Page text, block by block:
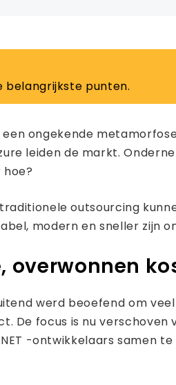
belangrijkste punten.
ongekende
leiden de markt.
traditionele outsourcing
modern en sneller zijn
werd beoefend om
De focus is nu
-ontwikkelaars samen